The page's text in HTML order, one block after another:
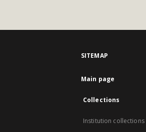
SITEMAP
Main page
Collections
Institution collections